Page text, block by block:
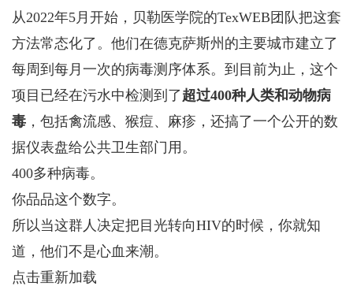
从2022年5月开始，贝勒医学院的TexWEB团队把这套
方法常态化了。他们在德克萨斯州的主要城市建立了
每周到每月一次的病毒测序体系。到目前为止，这个
项目已经在污水中检测到了超过400种人类和动物病
毒 ，包括禽流感、猴痘、麻疹，还搞了一个公开的数
据仪表盘给公共卫生部门用。
400多种病毒。
你品品这个数字。
所以当这群人决定把目光转向HIV的时候，你就知
道，他们不是心血来潮。
点击重新加载